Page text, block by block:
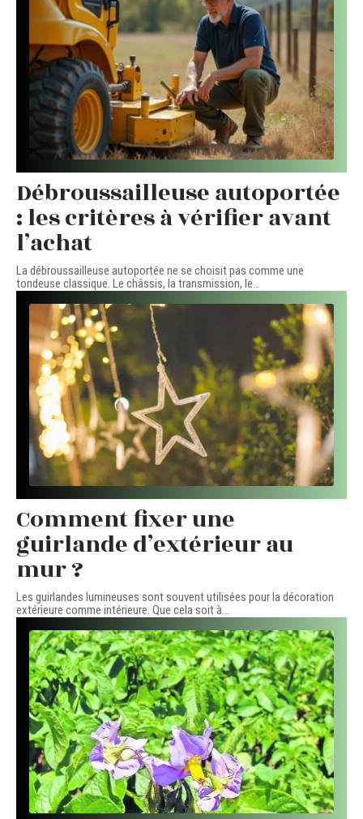
Débroussailleuse autoportée
: les critères à vérifier avant
l’achat
La débroussailleuse autoportée ne se choisit pas comme une
tondeuse classique. Le châssis, la transmission, le
Comment fixer une
guirlande d’extérieur au
mur ?
Les guirlandes lumineuses sont souvent utilisées pour la décoration
extérieure comme intérieure. Que cela soit à…